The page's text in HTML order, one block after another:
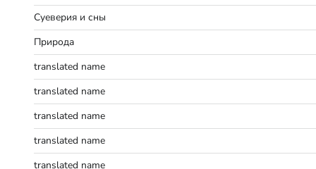
Суеверия и сны
Природа
translated name
translated name
translated name
translated name
translated name